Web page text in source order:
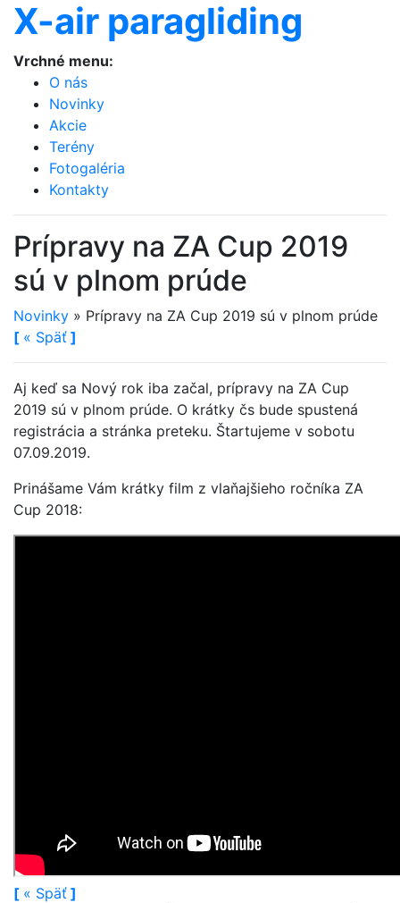
X-air paragliding
Vrchné menu:
O nás
Novinky
Akcie
Terény
Fotogaléria
Kontakty
Prípravy na ZA Cup 2019
sú v plnom prúde
Novinky » Prípravy na ZA Cup 2019 sú v plnom prúde
[ « Späť ]
Aj keď sa Nový rok iba začal, prípravy na ZA Cup
2019 sú v plnom prúde. O krátky čs bude spustená
registrácia a stránka preteku. Štartujeme v sobotu
07.09.2019.
Prinášame Vám krátky film z vlaňajšieho ročníka ZA
Cup 2018:
[ « Späť ]